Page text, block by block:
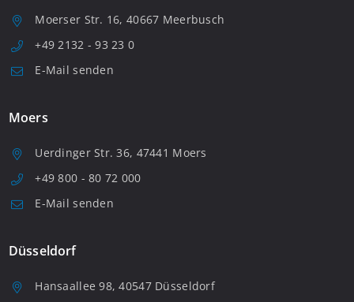
Moerser Str. 16, 40667 Meerbusch
+49 2132 - 93 23 0
E-Mail senden
Moers
Uerdinger Str. 36, 47441 Moers
+49 800 - 80 72 000
E-Mail senden
Düsseldorf
Hansaallee 98, 40547 Düsseldorf